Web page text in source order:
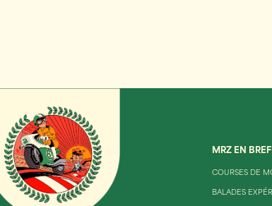
MRZ EN BREF
COURSES DE
BALADES